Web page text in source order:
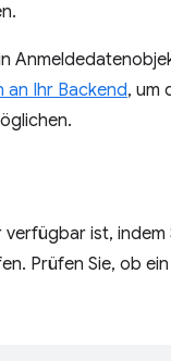
an Ihr Backend, um
ist, indem
Prüfen Sie, ob